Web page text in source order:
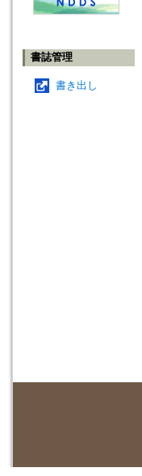
書誌管理
書き出し